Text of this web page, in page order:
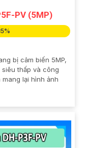
PV (5MP)
bị cảm biến 5MP,
thấp và công
lại hình ảnh